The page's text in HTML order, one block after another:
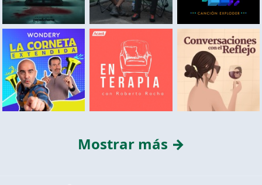
Mostrar más →